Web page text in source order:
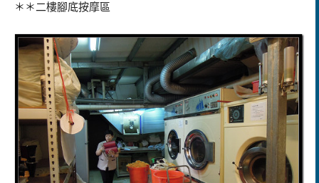
＊＊二樓腳底按摩區